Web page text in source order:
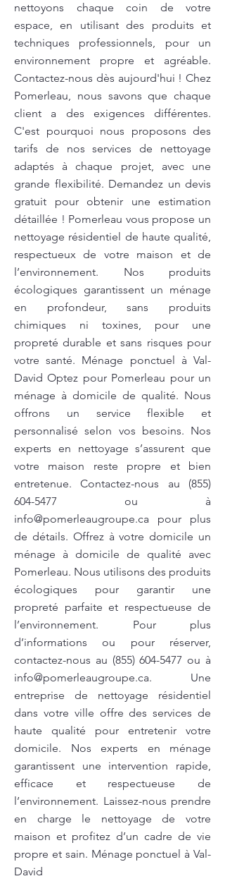
nettoyons chaque coin de votre
espace, en utilisant des produits et
techniques professionnels, pour un
environnement propre et agréable.
Contactez-nous dès aujourd'hui ! Chez
Pomerleau, nous savons que chaque
client a des exigences différentes.
C'est pourquoi nous proposons des
tarifs de nos services de nettoyage
adaptés à chaque projet, avec une
grande flexibilité. Demandez un devis
gratuit pour obtenir une estimation
détaillée ! Pomerleau vous propose un
nettoyage résidentiel de haute qualité,
respectueux de votre maison et de
l’environnement. Nos produits
écologiques garantissent un ménage
en profondeur, sans produits
chimiques ni toxines, pour une
propreté durable et sans risques pour
votre santé. Ménage ponctuel à Val-
David Optez pour Pomerleau pour un
ménage à domicile de qualité. Nous
offrons un service flexible et
personnalisé selon vos besoins. Nos
experts en nettoyage s’assurent que
votre maison reste propre et bien
entretenue. Contactez-nous au (855)
604-5477 ou à
info@pomerleaugroupe.ca pour plus
de détails. Offrez à votre domicile un
ménage à domicile de qualité avec
Pomerleau. Nous utilisons des produits
écologiques pour garantir une
propreté parfaite et respectueuse de
l’environnement. Pour plus
d’informations ou pour réserver,
contactez-nous au (855) 604-5477 ou à
info@pomerleaugroupe.ca. Une
entreprise de nettoyage résidentiel
dans votre ville offre des services de
haute qualité pour entretenir votre
domicile. Nos experts en ménage
garantissent une intervention rapide,
efficace et respectueuse de
l’environnement. Laissez-nous prendre
en charge le nettoyage de votre
maison et profitez d’un cadre de vie
propre et sain. Ménage ponctuel à Val-
David